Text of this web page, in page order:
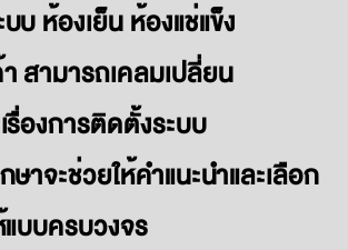
ห้องเย็น ห้องแช่แข็ง
สามารถเคลมเปลี่ยน
องการติดตั้งระบบ
จะช่วยให้คำแนะนำและเลือก
บบครบวงจร